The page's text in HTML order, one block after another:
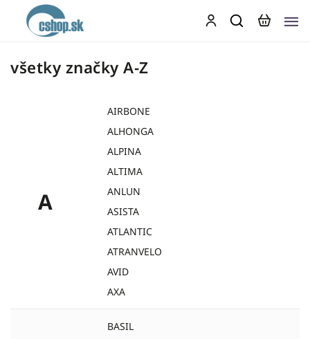
všetky značky A-Z
A
AIRBONE
ALHONGA
ALPINA
ALTIMA
ANLUN
ASISTA
ATLANTIC
ATRANVELO
AVID
AXA
BASIL